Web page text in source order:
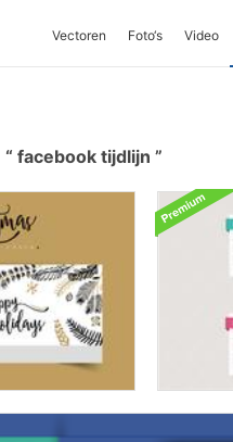
Vectoren Foto‘s Video
facebook tijdlijn